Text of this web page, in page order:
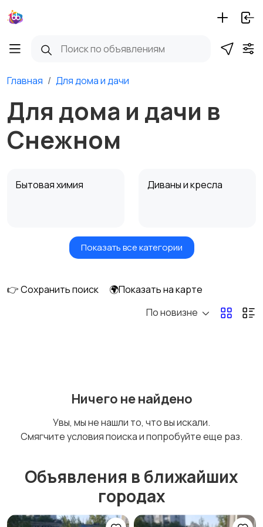
Главная Для дома и дачи
Для дома и дачи в
Снежном
Бытовая химия Диваны и кресла
Кровати и матрасы Кухонные гарнитуры
Оформление
сигнализации
Сад и огород Садовая мебель
Показать все категории
👉 Сохранить поиск
🌍Показать на карте
По новизне
Ничего не найдено
Увы, мы не нашли то, что вы искали.
Смягчите условия поиска и попробуйте еще раз.
Объявления в ближайших
городах